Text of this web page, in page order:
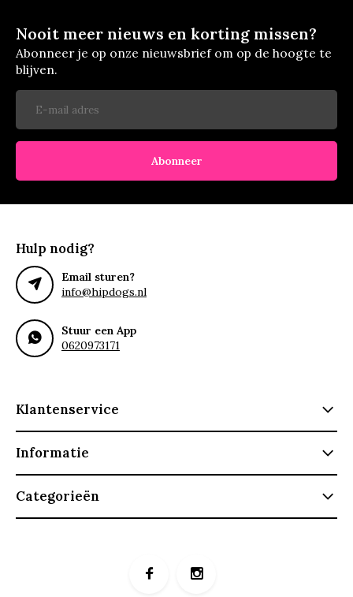
Nooit meer nieuws en korting missen?
Abonneer je op onze nieuwsbrief om op de hoogte te
blijven.
Abonneer
Hulp nodig?
Email sturen?
info@hipdogs.nl
Stuur een App
0620973171
Klantenservice
Informatie
Categorieën